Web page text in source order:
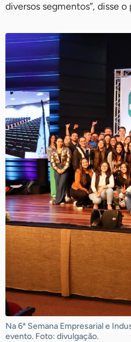
diversos segmentos”, disse
Na 6ª Semana Empresarial e
evento. Foto: divulgação.